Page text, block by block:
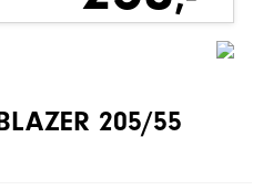
205/55